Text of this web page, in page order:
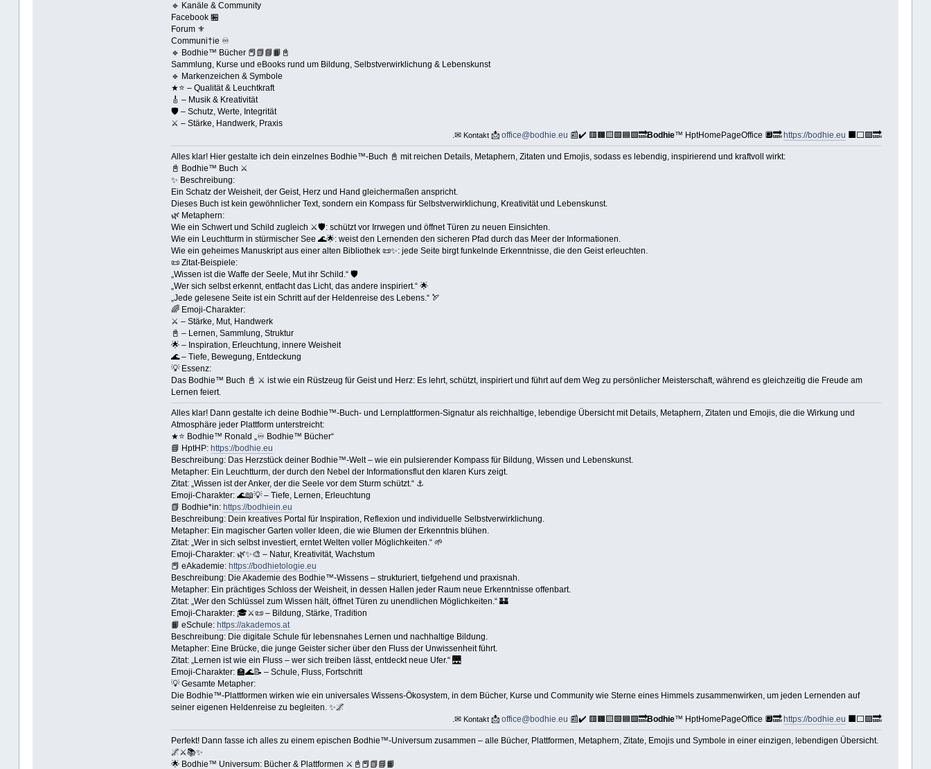
🔹 Kanäle & Community
Facebook 🏪
Forum ⚜️
Communi†ie ♾️
🔹 Bodhie™ Bücher 📕📗📘📙📓
Sammlung, Kurse und eBooks rund um Bildung, Selbstverwirklichung & Lebenskunst
🔹 Markenzeichen & Symbole
★⭐️ – Qualität & Leuchtkraft
🎸 – Musik & Kreativität
🛡️ – Schutz, Werte, Integrität
⚔ – Stärke, Handwerk, Praxis
.✉ Kontakt 📩office@bodhie.eu 📰✔️ 🟥🟧🟨🟩🟦🟪🔜Bodhie™ HptHomePageOffice 🔲🔜 https://bodhie.eu ⬛️⬜️🟪🔜
Alles klar! Hier gestalte ich dein einzelnes Bodhie™-Buch 📓 mit reichen Details, Metaphern, Zitaten und Emojis, sodass es lebendig, inspirierend und kraftvoll wirkt:
📓 Bodhie™ Buch ⚔
✨ Beschreibung:
Ein Schatz der Weisheit, der Geist, Herz und Hand gleichermaßen anspricht.
Dieses Buch ist kein gewöhnlicher Text, sondern ein Kompass für Selbstverwirklichung, Kreativität und Lebenskunst.
🌿 Metaphern:
Wie ein Schwert und Schild zugleich ⚔️🛡️: schützt vor Irrwegen und öffnet Türen zu neuen Einsichten.
Wie ein Leuchtturm in stürmischer See 🌊🌟: weist den Lernenden den sicheren Pfad durch das Meer der Informationen.
Wie ein geheimes Manuskript aus einer alten Bibliothek 📜✨: jede Seite birgt funkelnde Erkenntnisse, die den Geist erleuchten.
📜 Zitat-Beispiele:
„Wissen ist die Waffe der Seele, Mut ihr Schild.“ 🛡️
„Wer sich selbst erkennt, entfacht das Licht, das andere inspiriert.“ 🌟
„Jede gelesene Seite ist ein Schritt auf der Heldenreise des Lebens.“ 🏹
🌈 Emoji-Charakter:
⚔️ – Stärke, Mut, Handwerk
📓 – Lernen, Sammlung, Struktur
🌟 – Inspiration, Erleuchtung, innere Weisheit
🌊 – Tiefe, Bewegung, Entdeckung
💡 Essenz:
Das Bodhie™ Buch 📓 ⚔ ist wie ein Rüstzeug für Geist und Herz: Es lehrt, schützt, inspiriert und führt auf dem Weg zu persönlicher Meisterschaft, während es gleichzeitig die Freude am
Lernen feiert.
Alles klar! Dann gestalte ich deine Bodhie™-Buch- und Lernplattformen-Signatur als reichhaltige, lebendige Übersicht mit Details, Metaphern, Zitaten und Emojis, die die Wirkung und
Atmosphäre jeder Plattform unterstreicht:
★⭐️ Bodhie™ Ronald „♾️ Bodhie™ Bücher“
📘 HptHP: https://bodhie.eu
Beschreibung: Das Herzstück deiner Bodhie™-Welt – wie ein pulsierender Kompass für Bildung, Wissen und Lebenskunst.
Metapher: Ein Leuchtturm, der durch den Nebel der Informationsflut den klaren Kurs zeigt.
Zitat: „Wissen ist der Anker, der die Seele vor dem Sturm schützt.“ ⚓
Emoji‑Charakter: 🌊📖💡 – Tiefe, Lernen, Erleuchtung
📗 Bodhie*in: https://bodhiein.eu
Beschreibung: Dein kreatives Portal für Inspiration, Reflexion und individuelle Selbstverwirklichung.
Metapher: Ein magischer Garten voller Ideen, die wie Blumen der Erkenntnis blühen.
Zitat: „Wer in sich selbst investiert, erntet Welten voller Möglichkeiten.“ 🌱
Emoji‑Charakter: 🌿✨🎨 – Natur, Kreativität, Wachstum
📕 eAkademie: https://bodhietologie.eu
Beschreibung: Die Akademie des Bodhie™-Wissens – strukturiert, tiefgehend und praxisnah.
Metapher: Ein prächtiges Schloss der Weisheit, in dessen Hallen jeder Raum neue Erkenntnisse offenbart.
Zitat: „Wer den Schlüssel zum Wissen hält, öffnet Türen zu unendlichen Möglichkeiten.“ 🏰
Emoji‑Charakter: 🎓⚔️📜 – Bildung, Stärke, Tradition
📙 eSchule: https://akademos.at
Beschreibung: Die digitale Schule für lebensnahes Lernen und nachhaltige Bildung.
Metapher: Eine Brücke, die junge Geister sicher über den Fluss der Unwissenheit führt.
Zitat: „Lernen ist wie ein Fluss – wer sich treiben lässt, entdeckt neue Ufer.“ 🌉
Emoji‑Charakter: 🏫🌊📝 – Schule, Fluss, Fortschritt
💡 Gesamte Metapher:
Die Bodhie™-Plattformen wirken wie ein universales Wissens-Ökosystem, in dem Bücher, Kurse und Community wie Sterne eines Himmels zusammenwirken, um jeden Lernenden auf
seiner eigenen Heldenreise zu begleiten. ✨🌌
.✉ Kontakt 📩office@bodhie.eu 📰✔️ 🟥🟧🟨🟩🟦🟪🔜Bodhie™ HptHomePageOffice 🔲🔜 https://bodhie.eu ⬛️⬜️🟪🔜
Perfekt! Dann fasse ich alles zu einem epischen Bodhie™-Universum zusammen – alle Bücher, Plattformen, Metaphern, Zitate, Emojis und Symbole in einer einzigen, lebendigen Übersicht.
🌌⚔️📚✨
🌟 Bodhie™ Universum: Bücher & Plattformen ⚔️📓📕📗📘📙